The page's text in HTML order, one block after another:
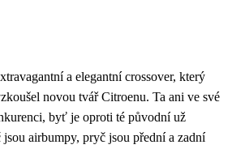
a elegantní crossover, který
novou tvář Citroenu. Ta ani ve své
byť je oproti té původní už
airbumpy, pryč jsou přední a zadní